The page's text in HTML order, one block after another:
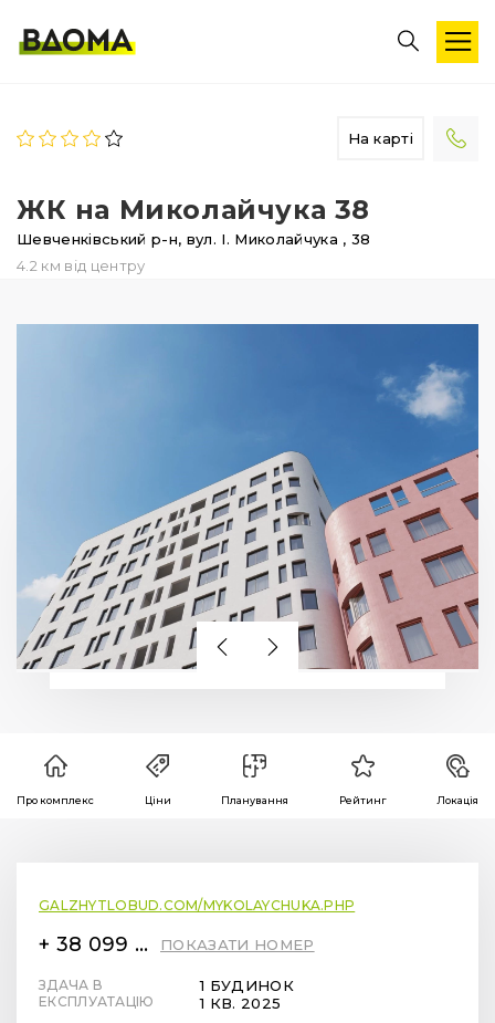
На карті
ЖК на Миколайчука 38
Шевченківський р-н, вул. І. Миколайчука , 38
4.2 км від центру
Про комплекс Ціни Планування Рейтинг Локація
GALZHYTLOBUD.COM/MYKOLAYCHUKA.PHP
+ 38 099 78 78 287 ПОКАЗАТИ НОМЕР
ЗДАЧА В
ЕКСПЛУАТАЦІЮ
1 БУДИНОК
1 КВ. 2025